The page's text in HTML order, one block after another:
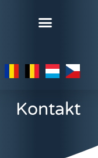
Kontakt